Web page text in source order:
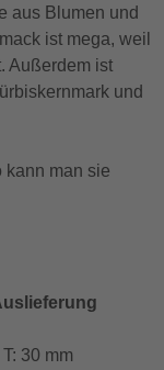
aus Blumen und
ist mega, weil
Außerdem ist
und
kann man sie
30 mm